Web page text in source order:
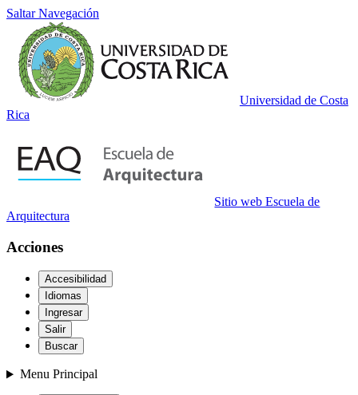
Saltar Navegación
Universidad de Costa
Rica
Sitio web Escuela de
Arquitectura
Acciones
Accesibilidad
Idiomas
Ingresar
Salir
Buscar
Menu Principal